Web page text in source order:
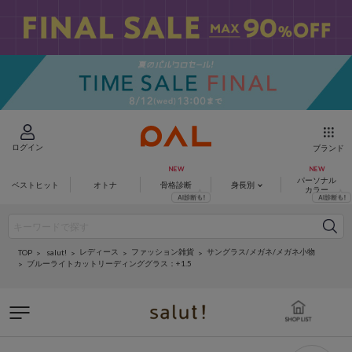
ログイン ブランド
ベストヒット オトナ 骨格診断 身長別
パーソナル
カラー
TOP salut! レディース ファッション雑貨
サングラス/メガネ/メガネ小物
ブルーライトカットリーディンググラス：+1.5